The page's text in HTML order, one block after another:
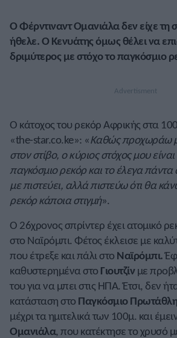
Ο Φέρντιναντ Ομανιάλα δεν είχε τη
ήθελε. Ο Κενυάτης όμως θέλει να
δριμύτερος με στόχο το παγκόσμιο
Ο κάτοχος του ρεκόρ Αφρικής στα
«the-star.co.ke»: «Καθώς προχωράω
στον στίβο, ο κύριος στόχος μου
παγκόσμιο ρεκόρ και το έλεγα
με πιστεύει, αλλά πιστεύω ότι θα
ρεκόρ κάποια στιγμή».
Ο 26χρονος σπρίντερ έχει ατομικό
στο Ναϊρόμπι. Φέτος έκλεισε με
που έτρεξε και πάλι στο Ναϊρόμπι.
καθυστερημένα στο Γιουτζίνμε
του για να μπει στις ΗΠΑ. Έτσι, δεν
κατάσταση στο Παγκόσμιο
μέχρι τα ημιτελικά των 100μ. και
Ομανιάλα, που κατέκτησε το χρυσό